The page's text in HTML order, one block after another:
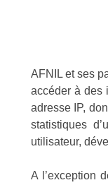
AFNIL et ses
accéder à des
adresse IP,
statistiques
utilisateur,
A l’exception